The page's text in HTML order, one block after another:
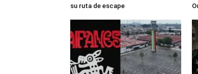
su ruta de escape